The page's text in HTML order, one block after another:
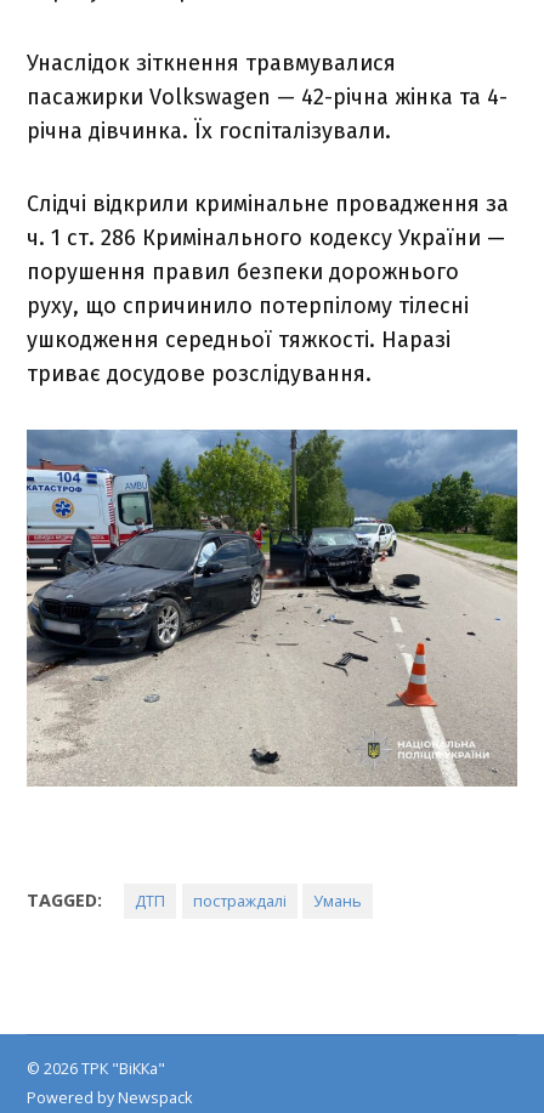
Унаслідок зіткнення травмувалися
пасажирки Volkswagen — 42-річна жінка та 4-
річна дівчинка. Їх госпіталізували.
Слідчі відкрили кримінальне провадження за
ч. 1 ст. 286 Кримінального кодексу України —
порушення правил безпеки дорожнього
руху, що спричинило потерпілому тілесні
ушкодження середньої тяжкості. Наразі
триває досудове розслідування.
TAGGED: ДТП постраждалі Умань
© 2026 ТРК "ВіККа"
Powered by Newspack